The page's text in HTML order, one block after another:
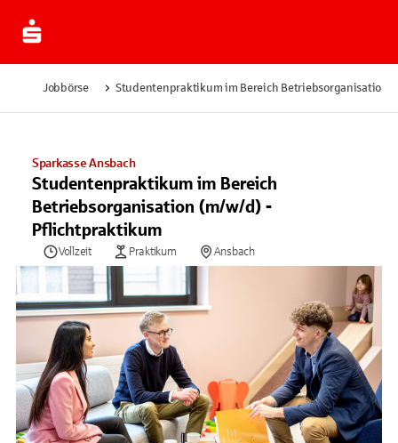
Jobbörse Studentenpraktikum im Bereich Betriebsorganisation
Sparkasse Ansbach
Studentenpraktikum im Bereich
Betriebsorganisation (m/w/d) -
Pflichtpraktikum
Vollzeit Praktikum Ansbach